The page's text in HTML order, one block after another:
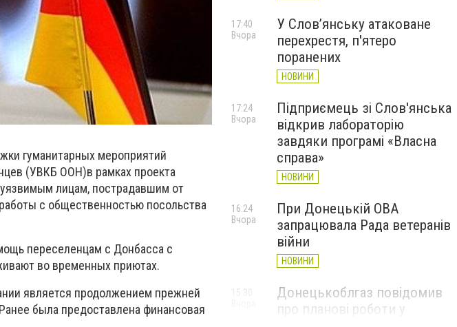
гуманитарных мероприятий
(УВКБ ООН)в рамках проекта
лицам, пострадавшим от
с общественностью посольства
переселенцам с Донбасса с
во временных приютах.
является продолжением прежней
была предоставлена финансовая
У Слов’янську атаковане
перехрестя, п'ятеро
поранених
НОВИНИ
17:40
Вчора
Підприємець зі Слов'янська
відкрив лабораторію
завдяки програмі «Власна
справа»
НОВИНИ
17:24
Вчора
При Донецькій ОВА
запрацювала Рада ветеранів
війни
НОВИНИ
16:24
Вчора
Донецькоблгаз повідомив
про планові роботи у
15:30